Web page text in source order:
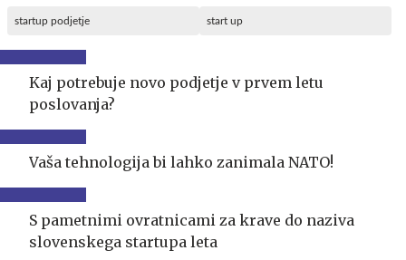
startup podjetje start up
Kaj potrebuje novo podjetje v prvem letu
poslovanja?
Vaša tehnologija bi lahko zanimala NATO!
S pametnimi ovratnicami za krave do naziva
slovenskega startupa leta